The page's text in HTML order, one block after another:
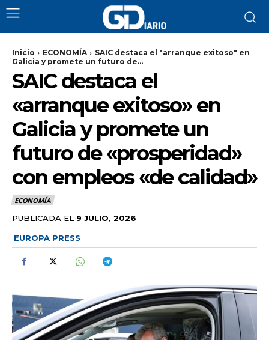
Inicio ECONOMÍA
SAIC destaca el "arranque exitoso" en
Galicia y promete un futuro de...
SAIC destaca el
«arranque exitoso» en
Galicia y promete un
futuro de «prosperidad»
con empleos «de calidad»
ECONOMÍA
PUBLICADA EL 9 JULIO, 2026
EUROPA PRESS